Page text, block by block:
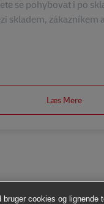
se pohybovat i po
skladem, zákazníkem
Læs Mere
bruger cookies og lignende